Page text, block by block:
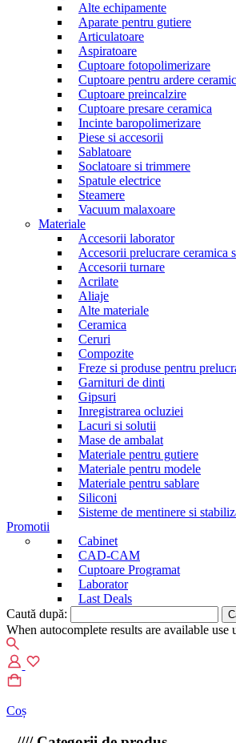
Alte echipamente
Aparate pentru gutiere
Articulatoare
Aspiratoare
Cuptoare fotopolimerizare
Cuptoare pentru ardere
Cuptoare preincalzire
Cuptoare presare ceramica
Incinte baropolimerizare
Piese si accesorii
Sablatoare
Soclatoare si trimmere
Spatule electrice
Steamere
Vacuum malaxoare
Materiale
Accesorii laborator
Accesorii prelucrare ceramica
Accesorii turnare
Acrilate
Aliaje
Alte materiale
Ceramica
Ceruri
Compozite
Freze si produse pentru
Garnituri de dinti
Gipsuri
Inregistrarea ocluziei
Lacuri si solutii
Mase de ambalat
Materiale pentru gutiere
Materiale pentru modele
Materiale pentru sablare
Siliconi
Sisteme de mentinere si
Promotii
Cabinet
CAD-CAM
Cuptoare Programat
Laborator
Last Deals
Caută după:
When autocomplete results are available
Coș